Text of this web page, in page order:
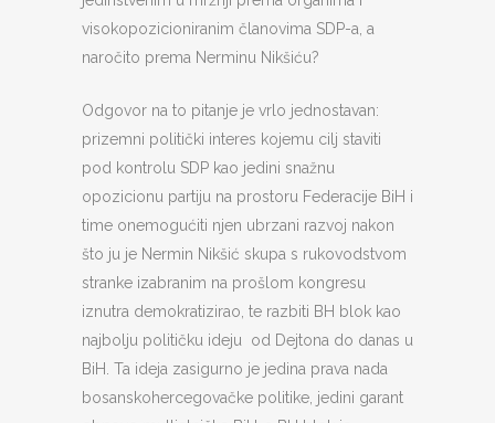
visokopozicioniranim članovima SDP-a, a
naročito prema Nerminu Nikšiću?
Odgovor na to pitanje je vrlo jednostavan:
prizemni politički interes kojemu cilj staviti
pod kontrolu SDP kao jedini snažnu
opozicionu partiju na prostoru Federacije BiH i
time onemogućiti njen ubrzani razvoj nakon
što ju je Nermin Nikšić skupa s rukovodstvom
stranke izabranim na prošlom kongresu
iznutra demokratizirao, te razbiti BH blok kao
najbolju političku ideju od Dejtona do danas u
BiH. Ta ideja zasigurno je jedina prava nada
bosanskohercegovačke politike, jedini garant